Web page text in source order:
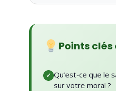
Points
Qu’est-ce que le
sur votre moral ?